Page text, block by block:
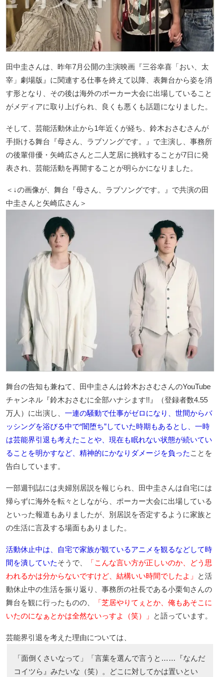
田中圭さんは、昨年7月公開の主演映画『三谷幸喜「おい、太
宰」劇場版』に関連する仕事を終えて以降、表舞台から姿を消
す形となり、その後は海外のポーカー大会に出場していること
がメディアに取り上げられ、良くも悪くも話題になりました。
そして、芸能活動休止から1年近くが経ち、鈴木おさむさんが
手掛ける舞台『母さん、ラブソングです。』で主演し、事務所
の後輩俳優・矢崎広さんと二人芝居に挑戦することが7日に発
表され、芸能活動を再開することが明らかになりました。
＜↓の画像が、舞台『母さん、ラブソングです。』で共演の田
中圭さんと矢崎広さん＞
舞台の告知も兼ねて、田中圭さんは鈴木おさむさんのYouTube
チャンネル『鈴木おさむに全部ハナシます!!』（登録者数4.55
万人）に出演し、 一連の騒動で仕事がゼロになり、世間からバ
ッシングを浴びる中で“闇堕ち”していた時期もあるとし、一時
は芸能界引退も考えたことや、現在も眠れない状態が続いてい
ることを明かすなど、精神的にかなりダメージを負った ことを
告白しています。
一部週刊誌には夫婦別居説を報じられ、田中圭さんは自宅には
帰らずに海外を転々としながら、ポーカー大会に出場している
といった報道もありましたが、別居説を否定するように家族と
の生活に言及する場面もありました。
活動休止中は、自宅で家族が観ているアニメを観るなどして時
間を潰していたそうで、
「こんな言い方が正しいのか、どう思
われるかは分からないですけど、結構いい時間でしたよ」
と活
動休止中の生活を振り返り、事務所の社長である小栗旬さんの
舞台を観に行ったものの、
「芝居やりてぇとか、俺もあそこに
いたのになぁとかは全然ないっすよ（笑）」
と語っています。
芸能界引退を考えた理由については、
「面倒くさいなって」「言葉を選んで言うと……『なんだ
コイツら』みたいな（笑）。どこに対してかは置いとい